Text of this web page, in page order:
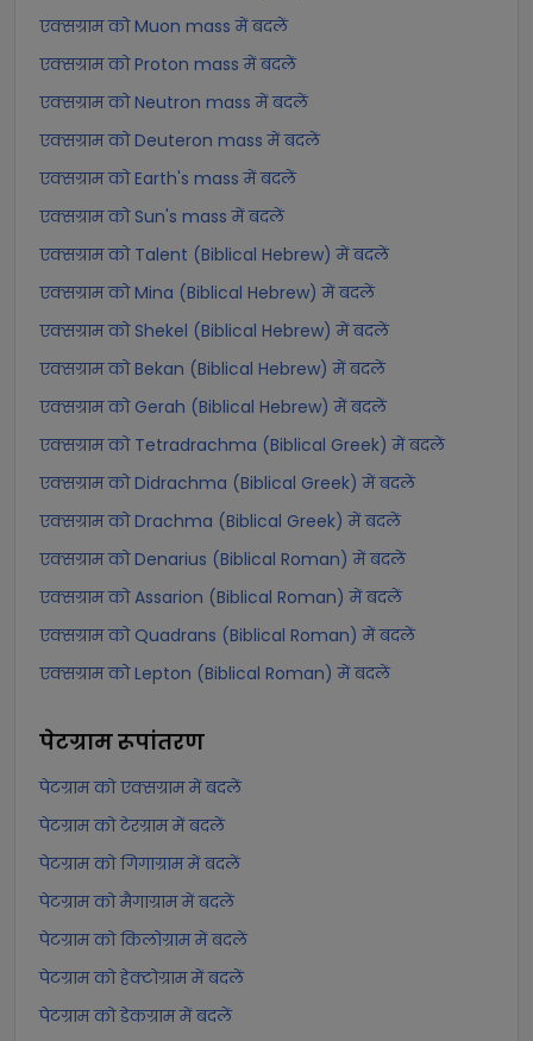
एक्सग्राम को Muon mass में बदलें
एक्सग्राम को Proton mass में बदलें
एक्सग्राम को Neutron mass में बदलें
एक्सग्राम को Deuteron mass में बदलें
एक्सग्राम को Earth's mass में बदलें
एक्सग्राम को Sun's mass में बदलें
एक्सग्राम को Talent (Biblical Hebrew) में बदलें
एक्सग्राम को Mina (Biblical Hebrew) में बदलें
एक्सग्राम को Shekel (Biblical Hebrew) में बदलें
एक्सग्राम को Bekan (Biblical Hebrew) में बदलें
एक्सग्राम को Gerah (Biblical Hebrew) में बदलें
एक्सग्राम को Tetradrachma (Biblical Greek) में बदलें
एक्सग्राम को Didrachma (Biblical Greek) में बदलें
एक्सग्राम को Drachma (Biblical Greek) में बदलें
एक्सग्राम को Denarius (Biblical Roman) में बदलें
एक्सग्राम को Assarion (Biblical Roman) में बदलें
एक्सग्राम को Quadrans (Biblical Roman) में बदलें
एक्सग्राम को Lepton (Biblical Roman) में बदलें
पेटग्रामरूपांतरण
पेटग्राम को एक्सग्राम में बदलें
पेटग्राम को टेरग्राम में बदलें
पेटग्राम को गिगाग्राम में बदलें
पेटग्राम को मैगाग्राम में बदलें
पेटग्राम को किलोग्राम में बदलें
पेटग्राम को हेक्टोग्राम में बदलें
पेटग्राम को डेकग्राम में बदलें